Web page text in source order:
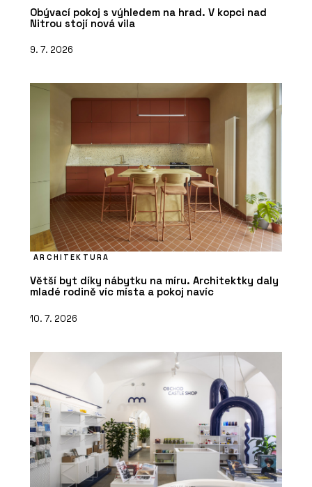
Obývací pokoj s výhledem na hrad. V kopci nad
Nitrou stojí nová vila
9. 7. 2026
ARCHITEKTURA
Větší byt díky nábytku na míru. Architektky daly
mladé rodině víc místa a pokoj navíc
10. 7. 2026